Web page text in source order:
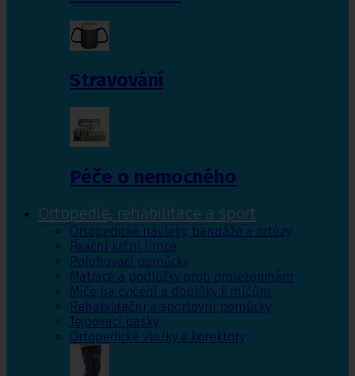
Stravování
Péče o nemocného
Ortopedie, rehabilitace a sport
Ortopedické návleky, bandáže a ortézy
Fixační krční límce
Polohovací pomůcky
Matrace a podložky proti proleženinám
Míče na cvičení a doplňky k míčům
Rehabilitační a sportovní pomůcky
Tejpovací pásky
Ortopedické vložky a korektory